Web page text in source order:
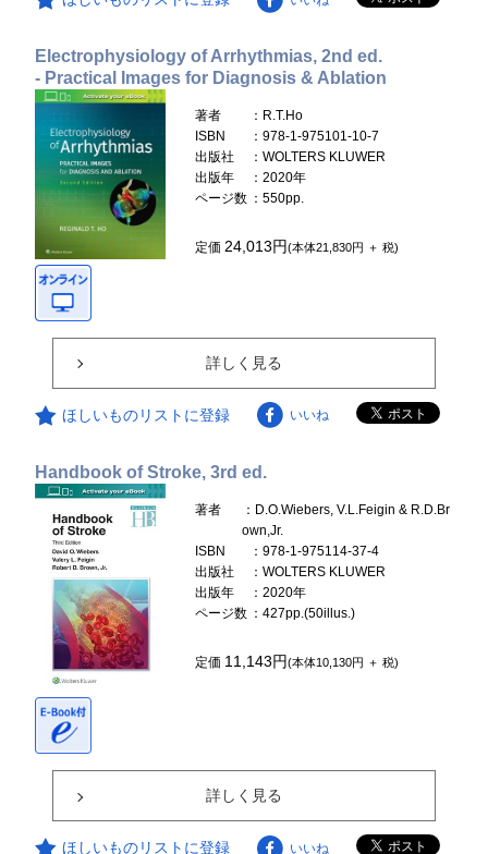
Electrophysiology of Arrhythmias, 2nd ed.
- Practical Images for Diagnosis & Ablation
著者
：R.T.Ho
ISBN
：978-1-975101-10-7
出版社
：WOLTERS KLUWER
出版年
：2020年
ページ数 ：550pp.
定価24,013円(本体21,830円 ＋ 税)
詳しく見る
ほしいものリストに登録 いいね
Handbook of Stroke, 3rd ed.
著者
：D.O.Wiebers, V.L.Feigin & R.D.Br
own,Jr.
ISBN
：978-1-975114-37-4
出版社
：WOLTERS KLUWER
出版年
：2020年
ページ数 ：427pp.(50illus.)
定価 11,143円(本体10,130円 ＋ 税)
詳しく見る
ほしいものリストに登録 いいね